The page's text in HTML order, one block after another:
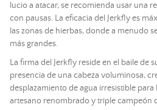
lucio a atacar, se recomienda usar una
con pausas. La eficacia del Jerkfly es
las zonas de hierbas, donde a menudo
más grandes.
La firma del Jerkfly reside en el baile de
presencia de una cabeza voluminosa,
desplazamiento de agua irresistible para
artesano renombrado y triple campeón